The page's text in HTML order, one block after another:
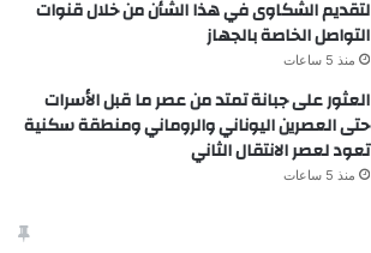
لتقديم الشكاوى في هذا الشأن من خلال قنوات
التواصل الخاصة بالجهاز
منذ 5 ساعات
العثور على جبانة تمتد من عصر ما قبل الأسرات
حتى العصرين اليوناني والروماني ومنطقة سكنية
تعود لعصر الانتقال الثاني
منذ 5 ساعات